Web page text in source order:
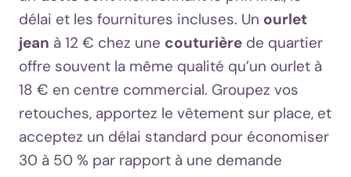
délai et les fournitures incluses. Un ourlet
jean à 12 € chez une couturière de quartier
offre souvent la même qualité qu’un ourlet à
18 € en centre commercial. Groupez vos
retouches, apportez le vêtement sur place, et
acceptez un délai standard pour économiser
30 à 50 % par rapport à une demande